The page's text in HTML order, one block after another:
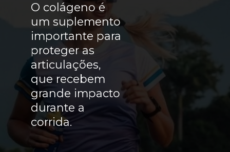
O colágeno é
um suplemento
importante para
proteger as
articulações,
que recebem
grande impacto
durante a
corrida.